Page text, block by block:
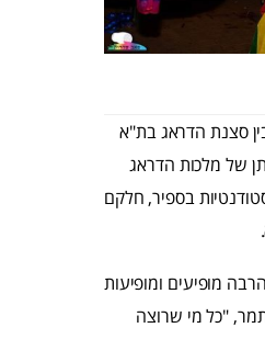
סצנת הדראג בת"א
של מלכות הדראג
בספיר, חלקם
מופיעים ומופיעות
"כל מי שרוצה